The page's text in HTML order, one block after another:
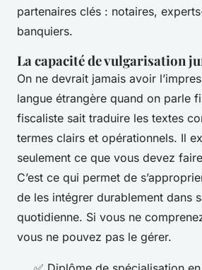
partenaires clés : notaires,
banquiers.
La capacité de vulgarisation
On ne devrait jamais avoir
langue étrangère quand on parle
fiscaliste sait traduire les textes
termes clairs et opérationnels. Il
seulement ce que vous devez
C’est ce qui permet de
de les intégrer durablement dans
quotidienne. Si vous ne
vous ne pouvez pas le gérer.